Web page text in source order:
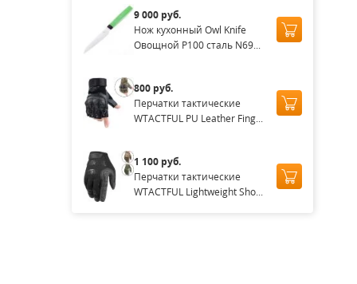
9 000 руб.
Нож кухонный Owl Knife
Овощной P100 сталь N69...
800 руб.
Перчатки тактические
WTACTFUL PU Leather Fing...
1 100 руб.
Перчатки тактические
WTACTFUL Lightweight Sho...